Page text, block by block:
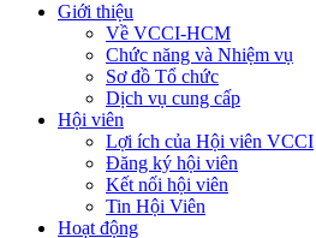
Giới thiệu
Về VCCI-HCM
Chức năng và Nhiệm vụ
Sơ đồ Tổ chức
Dịch vụ cung cấp
Hội viên
Lợi ích của Hội viên VCCI
Đăng ký hội viên
Kết nối hội viên
Tin Hội Viên
Hoạt động